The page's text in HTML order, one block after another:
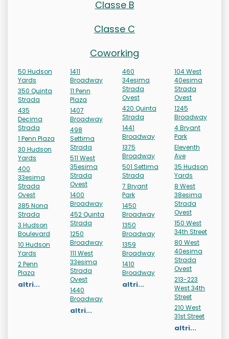
Classe B
Classe C
Coworking
50 Hudson
Yards
350 Quinta
Strada
435
Decima
Strada
1 Penn Plaza
30 Hudson
Yards
400
33esima
Strada
Ovest
385 Nona
Strada
3 Hudson
Boulevard
10 Hudson
Yards
2 Penn
Plaza
altri...
1411
Broadway
11 Penn
Plaza
1407
Broadway
498
Settima
Strada
511 West
35esima
Strada
Ovest
1400
Broadway
452 Quinta
Strada
1250
Broadway
111 West
33esima
Strada
Ovest
1440
Broadway
altri...
460
34esima
Strada
Ovest
420 Quinta
Strada
1441
Broadway
1375
Broadway
501 Settima
Strada
7 Bryant
Park
1450
Broadway
1350
Broadway
1359
Broadway
1410
Broadway
altri...
104 West
40esima
Strada
Ovest
1245
Broadway
4 Bryant
Park
Eleventh
Ave
35 Hudson
Yards
8 West
38esima
Strada
Ovest
150 West
34th Street
80 West
40esima
Strada
Ovest
213-223
West 34th
Street
210 West
31st Street
altri...